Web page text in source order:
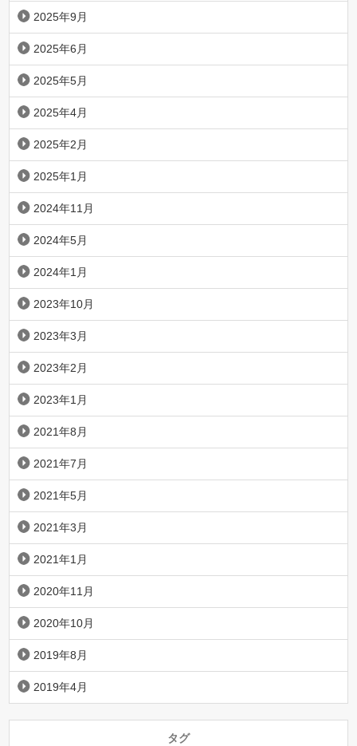
2025年9月
2025年6月
2025年5月
2025年4月
2025年2月
2025年1月
2024年11月
2024年5月
2024年1月
2023年10月
2023年3月
2023年2月
2023年1月
2021年8月
2021年7月
2021年5月
2021年3月
2021年1月
2020年11月
2020年10月
2019年8月
2019年4月
タグ